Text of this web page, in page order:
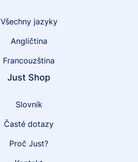
Všechny jazyky
Angličtina
Francouzština
Just Shop
Slovník
Časté dotazy
Proč Just?